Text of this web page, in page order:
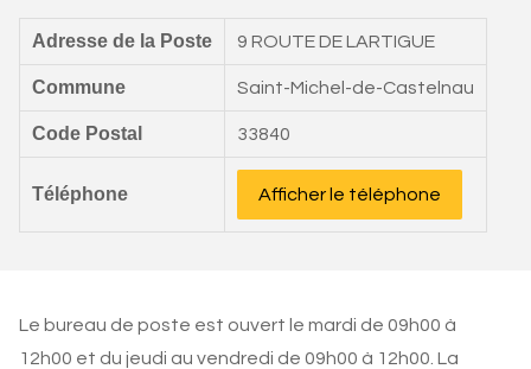
Adresse de la Poste 9 ROUTE DE LARTIGUE
Commune Saint-Michel-de-Castelnau
Code Postal 33840
Téléphone Afficher le téléphone
Le bureau de poste est ouvert le mardi de 09h00 à
12h00 et du jeudi au vendredi de 09h00 à 12h00. La